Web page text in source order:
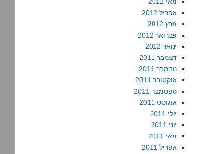
אפריל 2012
מרץ 2012
פברואר 2012
ינואר 2012
דצמבר 2011
נובמבר 2011
אוקטובר 2011
ספטמבר 2011
אוגוסט 2011
יולי 2011
יוני 2011
מאי 2011
אפריל 2011